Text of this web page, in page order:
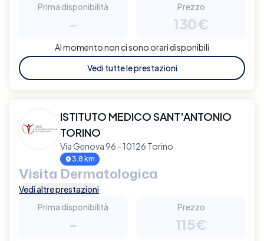
Prima disponibilità
-
Prezzo
130€
Al momento non ci sono orari disponibili
Vedi tutte le prestazioni
ISTITUTO MEDICO SANT'ANTONIO
TORINO
Via Genova 96 - 10126 Torino
3.8 km
Visita Dermatologica
Vedi altre prestazioni
Prima disponibilità
-
Prezzo
115€